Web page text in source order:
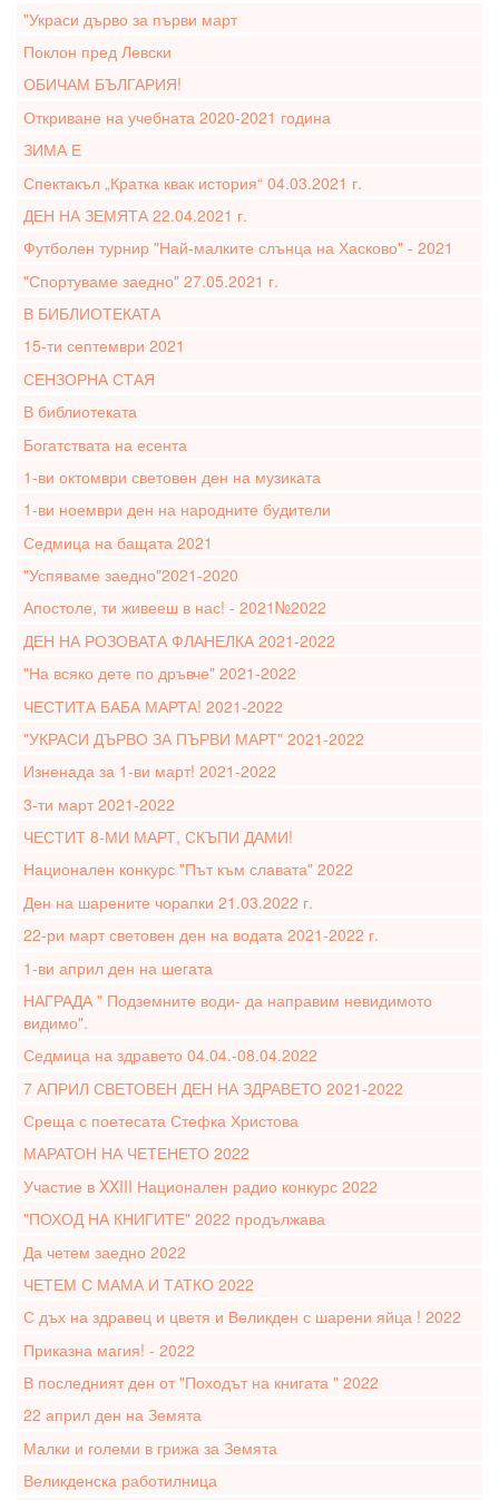
"Украси дърво за първи март
Поклон пред Левски
ОБИЧАМ БЪЛГАРИЯ!
Откриване на учебната 2020-2021 година
ЗИМА Е
Спектакъл „Кратка квак история“ 04.03.2021 г.
ДЕН НА ЗЕМЯТА 22.04.2021 г.
Футболен турнир "Най-малките слънца на Хасково" - 2021
"Спортуваме заедно" 27.05.2021 г.
В БИБЛИОТЕКАТА
15-ти септември 2021
СЕНЗОРНА СТАЯ
В библиотеката
Богатствата на есента
1-ви октомври световен ден на музиката
1-ви ноември ден на народните будители
Седмица на бащата 2021
"Успяваме заедно"2021-2020
Апостоле, ти живееш в нас! - 2021№2022
ДЕН НА РОЗОВАТА ФЛАНЕЛКА 2021-2022
"На всяко дете по дръвче" 2021-2022
ЧЕСТИТА БАБА МАРТА! 2021-2022
"УКРАСИ ДЪРВО ЗА ПЪРВИ МАРТ" 2021-2022
Изненада за 1-ви март! 2021-2022
3-ти март 2021-2022
ЧЕСТИТ 8-МИ МАРТ, СКЪПИ ДАМИ!
Национален конкурс "Път към славата" 2022
Ден на шарените чорапки 21.03.2022 г.
22-ри март световен ден на водата 2021-2022 г.
1-ви април ден на шегата
НАГРАДА " Подземните води- да направим невидимото
видимо".
Седмица на здравето 04.04.-08.04.2022
7 АПРИЛ СВЕТОВЕН ДЕН НА ЗДРАВЕТО 2021-2022
Среща с поетесата Стефка Христова
МАРАТОН НА ЧЕТЕНЕТО 2022
Участие в XXIII Национален радио конкурс 2022
"ПОХОД НА КНИГИТЕ" 2022 продължава
Да четем заедно 2022
ЧЕТЕМ С МАМА И ТАТКО 2022
С дъх на здравец и цветя и Великден с шарени яйца ! 2022
Приказна магия! - 2022
В последният ден от "Походът на книгата " 2022
22 април ден на Земята
Малки и големи в грижа за Земята
Великденска работилница